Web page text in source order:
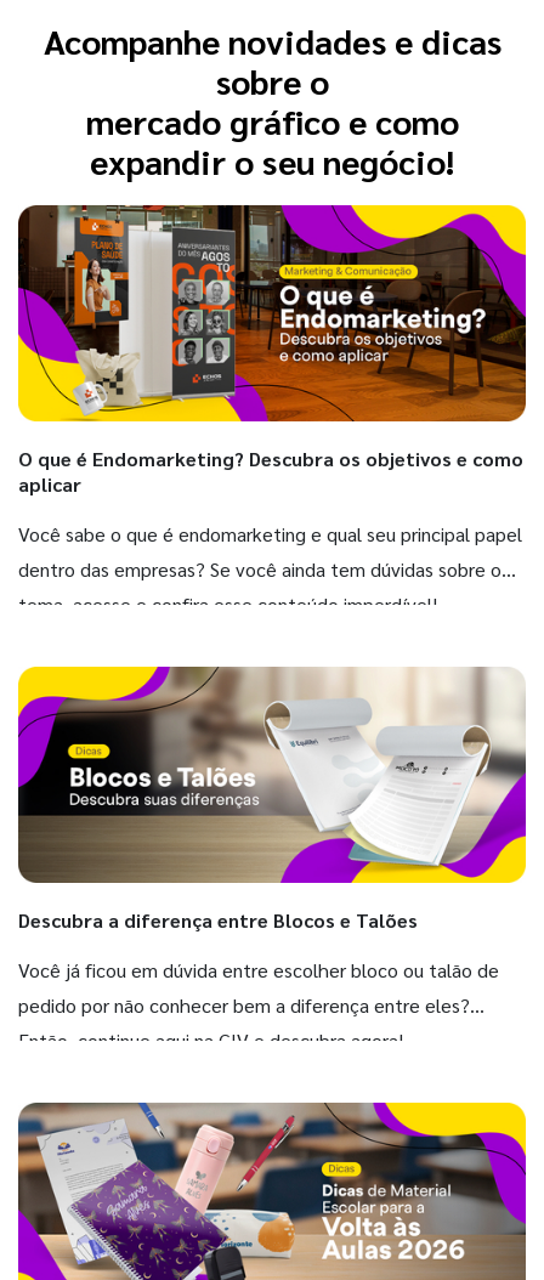
Acompanhe novidades e dicas
sobre o
mercado gráfico e como
expandir o seu negócio!
O que é Endomarketing? Descubra os objetivos e como
aplicar
Você sabe o que é endomarketing e qual seu principal papel
dentro das empresas? Se você ainda tem dúvidas sobre o
tema, acesse e confira esse conteúdo imperdível!
Descubra a diferença entre Blocos e Talões
Você já ficou em dúvida entre escolher bloco ou talão de
pedido por não conhecer bem a diferença entre eles?
Então, continue aqui na GIV e descubra agora!